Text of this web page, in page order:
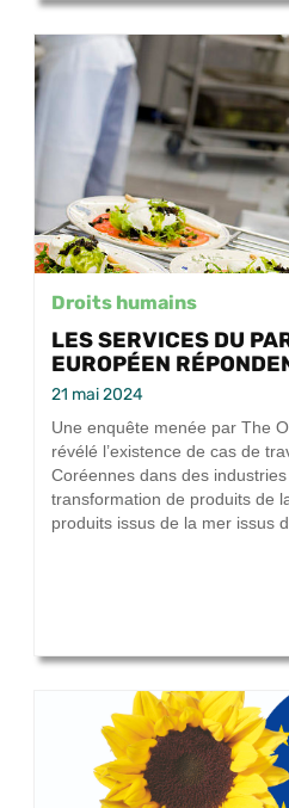
Droits humains
LES SERVICES DU
EUROPÉEN
21 mai 2024
Une enquête menée par The
révélé l’existence de cas de
Coréennes dans des
transformation de produits de
produits issus de la mer issus